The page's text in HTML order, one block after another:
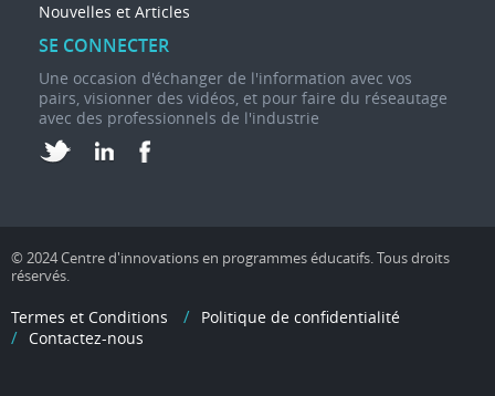
Nouvelles et Articles
SE CONNECTER
Une occasion d'échanger de l'information avec vos
pairs, visionner des vidéos, et pour faire du réseautage
avec des professionnels de l'industrie
© 2024 Centre d'innovations en programmes éducatifs. Tous droits
réservés.
Termes et Conditions
Politique de confidentialité
Contactez-nous